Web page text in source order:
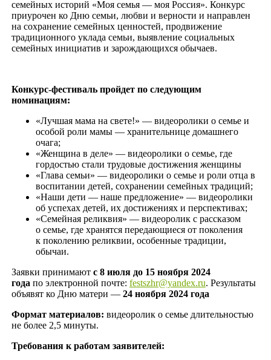
семейных историй «Моя семья — моя Россия». Конкурс
приурочен ко Дню семьи, любви и верности и направлен
на сохранение семейных ценностей, продвижение
традиционного уклада семьи, выявление социальных
семейных инициатив и зарождающихся обычаев.
Конкурс-фестиваль пройдет по следующим
номинациям:
«Лучшая мама на свете!» — видеоролики о семье и
особой роли мамы — хранительнице домашнего
очага;
«Женщина в деле» — видеоролики о семье, где
гордостью стали трудовые достижения женщины
«Глава семьи» — видеоролики о семье и роли отца в
воспитании детей, сохранении семейных традиций;
«Наши дети — наше предложение» — видеоролики
об успехах детей, их достижениях и перспективах;
«Семейная реликвия» — видеоролик с рассказом
о семье, где хранятся передающиеся от поколения
к поколению реликвии, особенные традиции,
обычаи.
Заявки принимают с 8 июля до 15 ноября 2024
года по электронной почте: festszhr@yandex.ru. Результаты
объявят ко Дню матери — 24 ноября 2024 года
Формат материалов: видеоролик о семье длительностью
не более 2,5 минуты.
Требования к работам заявителей: